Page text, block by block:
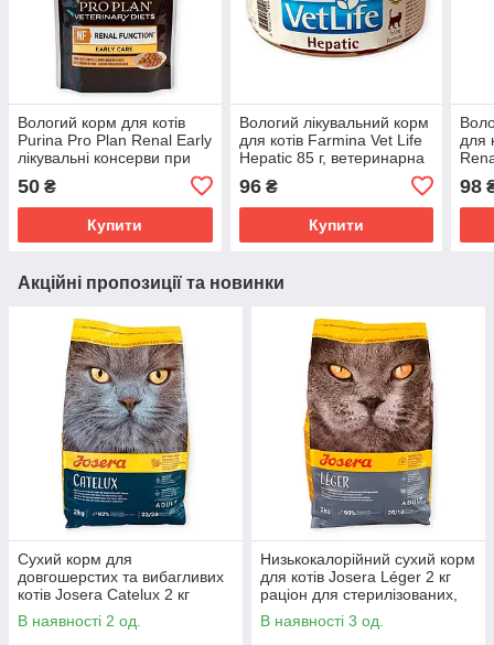
Вологий корм для котів
Purina Pro Plan Renal Early
лікувальні консерви при
нирковій недостатності з
куркою 85г
50 ₴
Купити
Вологий лікувальний корм
для котів Farmina Vet Life
Hepatic 85 г, ветеринарна
дієта паштет при хронічній
печінковій недостатності
96₴
Купити
для
98
Акційні пропозиції та новинки
Сухий корм для
довгошерстих та вибагливих
котів Josera Catelux 2 кг
раціон із качкою, картоплею,
висівками подорожника
В наявності 2 од.
Низькокалорійний сухий корм
для котів Josera Léger 2 кг
раціон для стерилізованих,
кастрованих та малоактивних
котів
В наявності 3 од.